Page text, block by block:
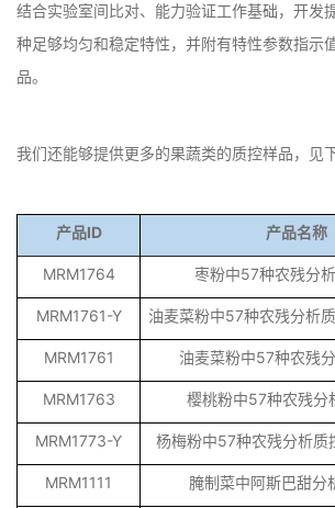
结合实验室间比对、能力验证工作基础，开发
种足够均匀和稳定特性，并附有特性参数指示
品。
我们还能够提供更多的果蔬类的质控样品，见下
产品ID 产品名称
MRM1764 枣粉中57种农残分
MRM1761-Y 油麦菜粉中57种农残分析
MRM1761 油麦菜粉中57种农残
MRM1763 樱桃粉中57种农残分
MRM1773-Y 杨梅粉中57种农残分析质
MRM1111 腌制菜中阿斯巴甜分